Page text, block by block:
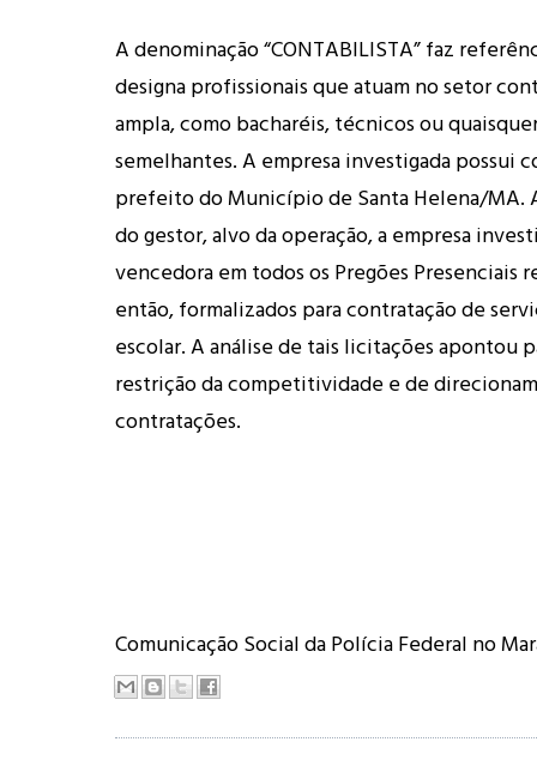
A denominação “CONTABILISTA” faz
designa profissionais que atuam no setor
ampla, como bacharéis, técnicos ou
semelhantes. A empresa investigada possui
prefeito do Município de Santa Helena/MA.
do gestor, alvo da operação, a empresa
vencedora em todos os Pregões Presenciais
então, formalizados para contratação de
escolar. A análise de tais licitações apontou
restrição da competitividade e de
contratações.
Comunicação Social da Polícia Federal no